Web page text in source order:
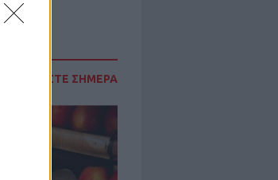
ΔΙΑΒΑΣΤΕ ΣΗΜΕΡΑ